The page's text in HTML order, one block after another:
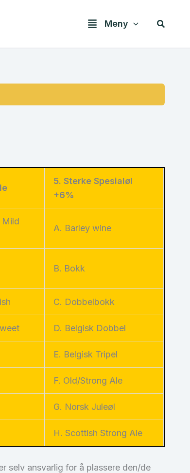
Meny Søk
5. Sterke Spesialøl
+6%
Mild
A. Barley wine
B. Bokk
C. Dobbelbokk
D. Belgisk Dobbel
E. Belgisk Tripel
F. Old/Strong Ale
G. Norsk Juleøl
H. Scottish Strong Ale
selv ansvarlig for å plassere den/de